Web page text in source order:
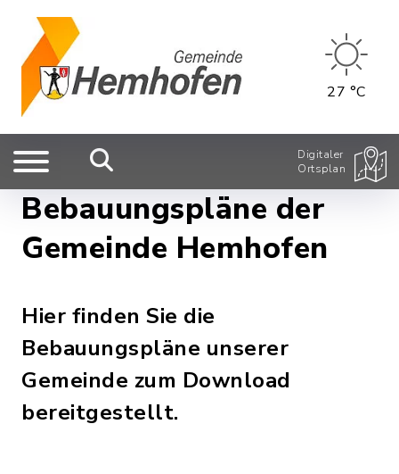
27 °C
Digitaler
Ortsplan
Bebauungspläne der
Gemeinde Hemhofen
Hier finden Sie die
Bebauungspläne unserer
Gemeinde zum Download
bereitgestellt.